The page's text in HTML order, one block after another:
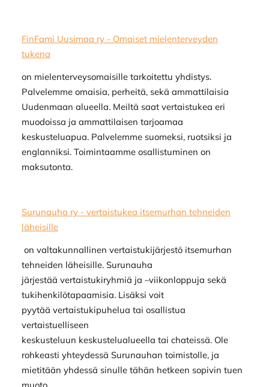
FinFami Uusimaa ry - Omaiset mielenterveyden
tukena
on mielenterveysomaisille tarkoitettu yhdistys.
Palvelemme omaisia, perheitä, sekä ammattilaisia
Uudenmaan alueella. Meiltä saat vertaistukea eri
muodoissa ja ammattilaisen tarjoamaa
keskusteluapua. Palvelemme suomeksi, ruotsiksi ja
englanniksi. Toimintaamme osallistuminen on
maksutonta.
Surunauha ry - vertaistukea itsemurhan tehneiden
läheisille
on valtakunnallinen vertaistukijärjestö itsemurhan
tehneiden läheisille. Surunauha
järjestää vertaistukiryhmiä ja –viikonloppuja sekä
tukihenkilötapaamisia. Lisäksi voit
pyytää vertaistukipuhelua tai osallistua
vertaistuelliseen
keskusteluun keskustelualueella tai chateissä. Ole
rohkeasti yhteydessä Surunauhan toimistolle, ja
mietitään yhdessä sinulle tähän hetkeen sopivin tuen